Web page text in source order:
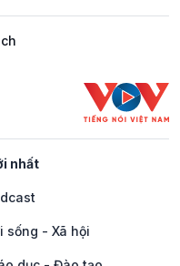
nhất
sống - Xã hội